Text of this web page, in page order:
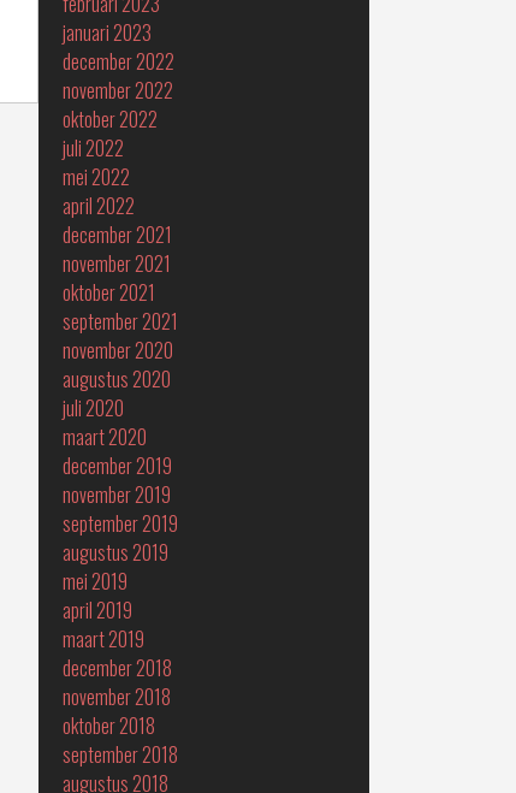
januari 2023
december 2022
november 2022
oktober 2022
juli 2022
mei 2022
april 2022
december 2021
november 2021
oktober 2021
september 2021
november 2020
augustus 2020
juli 2020
maart 2020
december 2019
november 2019
september 2019
augustus 2019
mei 2019
april 2019
maart 2019
december 2018
november 2018
oktober 2018
september 2018
augustus 2018